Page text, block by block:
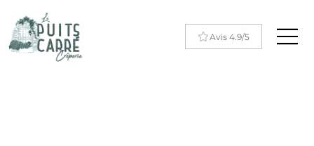
Avis 4.9/5